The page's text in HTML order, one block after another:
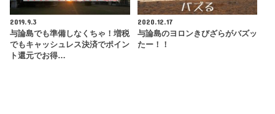
2019.9.3
与論島でも準備しなくちゃ！増税
でもキャッシュレス決済でポイン
ト還元でお得…
2020.12.17
与論島のヨロンきびざらがバズッ
たー！！